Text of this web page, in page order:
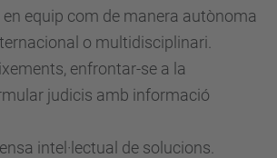
equip com de manera autònoma
o multidisciplinari.
enfrontar-se a la
judicis amb informació
intel·lectual de solucions.